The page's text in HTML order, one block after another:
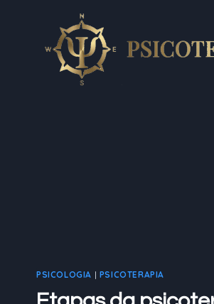
PSICOLOGIA | PSICOTERAPIA